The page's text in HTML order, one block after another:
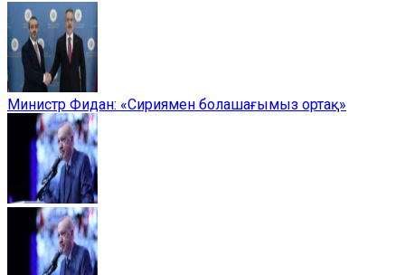
Министр Фидан: «Сириямен болашағымыз ортақ»